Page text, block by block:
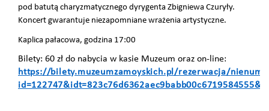
pod batutą charyzmatycznego dyrygenta Zbigniewa Czuryły.
Koncert gwarantuje niezapomniane wrażenia artystyczne.
Kaplica pałacowa, godzina 17:00
Bilety: 60 zł do nabycia w kasie Muzeum oraz on-line:
https://bilety.muzeumzamoyskich.pl/rezerwacja/